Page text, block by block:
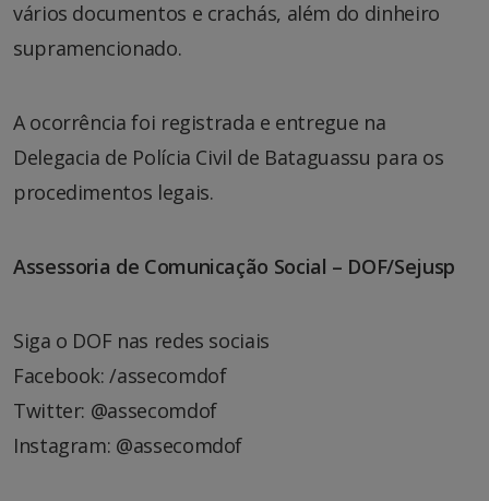
vários documentos e crachás, além do dinheiro
supramencionado.
A ocorrência foi registrada e entregue na
Delegacia de Polícia Civil de Bataguassu para os
procedimentos legais.
Assessoria de Comunicação Social – DOF/Sejusp
Siga o DOF nas redes sociais
Facebook: /assecomdof
Twitter: @assecomdof
Instagram: @assecomdof